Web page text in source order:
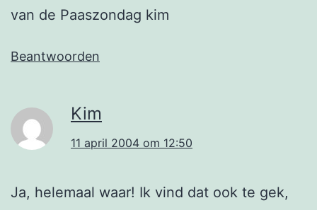
van de Paaszondag kim
Beantwoorden
Kim
11 april 2004 om 12:50
Ja, helemaal waar! Ik vind dat ook te gek,